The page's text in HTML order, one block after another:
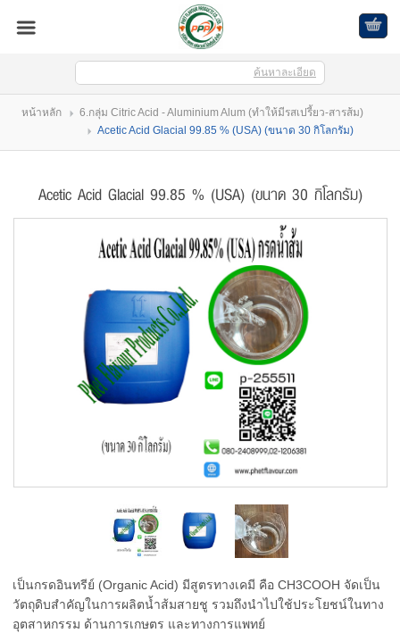
สินค้าที่สนใจ( 0 )
ขั้นตอนการสั่งซื้อ
แจ้งชำระเงิน
ค้นหาละเอียด
หน้าหลัก
6.กลุ่ม Citric Acid - Aluminium Alum (ทำให้มีรสเปรี้ยว-สารส้ม)
Acetic Acid Glacial 99.85 % (USA) (ขนาด 30 กิโลกรัม)
Acetic Acid Glacial 99.85 % (USA) (ขนาด 30 กิโลกรัม)
เป็นกรดอินทรีย์ (Organic Acid) มีสูตรทางเคมี คือ CH3COOH จัดเป็น
วัตถุดิบสำคัญในการผลิตน้ำส้มสายชู รวมถึงนำไปใช้ประโยชน์ในทาง
อุตสาหกรรม ด้านการเกษตร และทางการแพทย์